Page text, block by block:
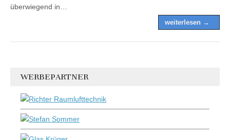
überwiegend in…
weiterlesen →
WERBEPARTNER